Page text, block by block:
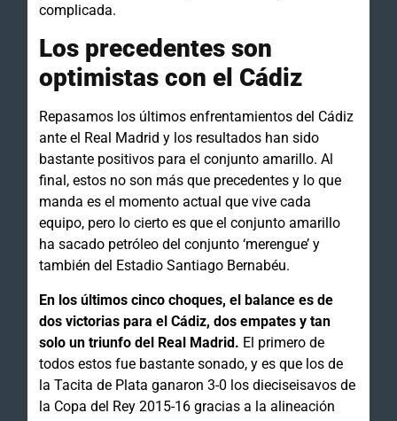
complicada.
Los precedentes son
optimistas con el Cádiz
Repasamos los últimos enfrentamientos del Cádiz
ante el Real Madrid y los resultados han sido
bastante positivos para el conjunto amarillo. Al
final, estos no son más que precedentes y lo que
manda es el momento actual que vive cada
equipo, pero lo cierto es que el conjunto amarillo
ha sacado petróleo del conjunto ‘merengue’ y
también del Estadio Santiago Bernabéu.
En los últimos cinco choques, el balance es de
dos victorias para el Cádiz, dos empates y tan
solo un triunfo del Real Madrid. El primero de
todos estos fue bastante sonado, y es que los de
la Tacita de Plata ganaron 3-0 los dieciseisavos de
la Copa del Rey 2015-16 gracias a la alineación